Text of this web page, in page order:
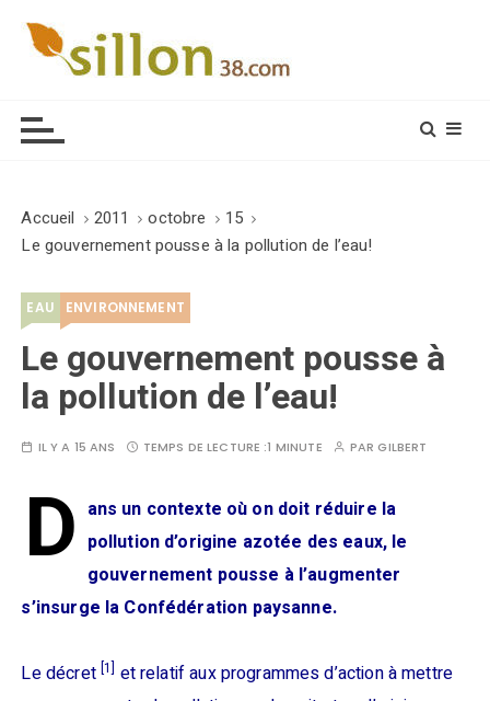
Accueil 2011 octobre
15
Le gouvernement pousse à la pollution de l’eau!
EAU ENVIRONNEMENT
Le gouvernement pousse à
la pollution de l’eau!
IL Y A 15 ANS TEMPS DE LECTURE :1 MINUTE PARGILBERT
D ans un contexte où on doit réduire la
pollution d’origine azotée des eaux, le
gouvernement pousse à l’augmenter
s’insurge la Confédération paysanne.
Le décret [1] et relatif aux programmes d’action à mettre